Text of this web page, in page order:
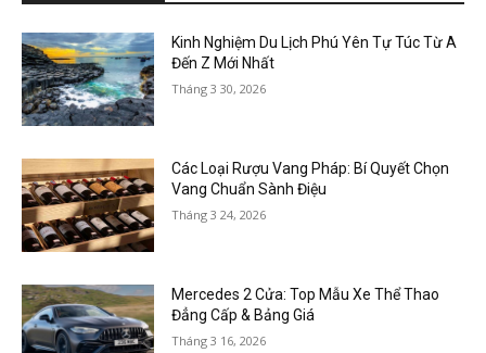
Kinh Nghiệm Du Lịch Phú Yên Tự Túc Từ A
Đến Z Mới Nhất
Tháng 3 30, 2026
Các Loại Rượu Vang Pháp: Bí Quyết Chọn
Vang Chuẩn Sành Điệu
Tháng 3 24, 2026
Mercedes 2 Cửa: Top Mẫu Xe Thể Thao
Đẳng Cấp & Bảng Giá
Tháng 3 16, 2026